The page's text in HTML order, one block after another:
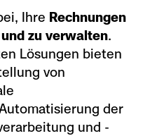
Ihre Rechnungen
zu verwalten.
Lösungen bieten
von
der
und -